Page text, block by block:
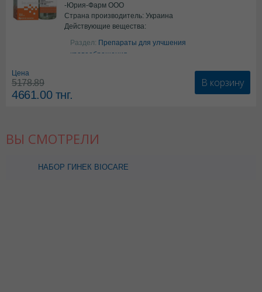
-Юрия-Фарм ООО
Страна производитель: Украина
Действующие вещества:
Аргинин
Раздел: Препараты для улчшения
кровообращения
Цена
5178.89
4661.00тнг.
В корзину
ВЫ СМОТРЕЛИ
НАБОР ГИНЕК BIOCARE